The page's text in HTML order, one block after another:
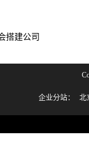
搭建公司
企业分站： 北